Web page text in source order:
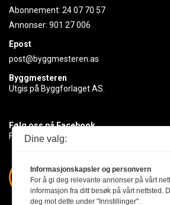
Abonnement: 24 07 70 57
Annonser: 901 27 006
Epost
post@byggmesteren.as
Byggmesteren
Utgis på Byggforlaget AS.
Følg oss på Facebook
Få med deg det siste innen byggebransjen
Dine valg:
Informasjonskapsler og personvern
For å gi deg relevante annonser på vårt
informasjon fra ditt besøk på vårt nettsted.
deg mot dette under "Innstillinger".